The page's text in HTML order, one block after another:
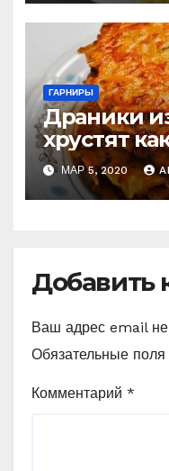
ГАРНИРЫ
Драники
хрустят
вкусу —
МАР 5, 2020
Добавить
Ваш адрес email не
Обязательные
Комментарий *